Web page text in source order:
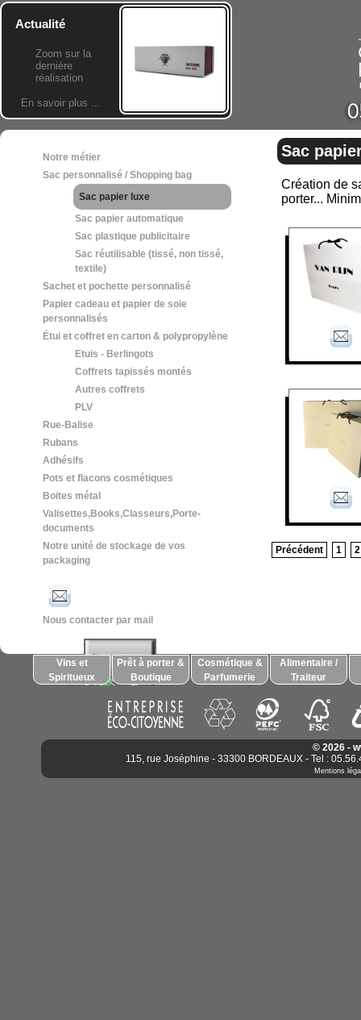
Actualité
Zoom sur la
dernière
réalisation
En savoir plus ...
Notre métier
Sac personnalisé / Shopping bag
Sac papier luxe
Sac papier automatique
Sac plastique publicitaire
Sac réutilisable (tissé, non tissé,
textile)
Sachet et pochette personnalisé
Papier cadeau et papier de soie
personnalisés
Étui et coffret en carton & polypropylène
Etuis - Berlingots
Coffrets tapissés montés
Autres coffrets
PLV
Rue-Balise
Rubans
Adhésifs
Pots et flacons cosmétiques
Boites métal
Valisettes,Books,Classeurs,Porte-
documents
Notre unité de stockage de vos
packaging
Nous contacter par mail
Sac
Création de
porter...
Précédent 1 2
Vins et
Spiritueux
Prêt à porter &
Boutique
Cosmétique &
Parfumerie
Alimentaire /
Traiteur
© 2026 -
115, rue Joséphine - 33300 BORDEAUX - Tel :
Mentions